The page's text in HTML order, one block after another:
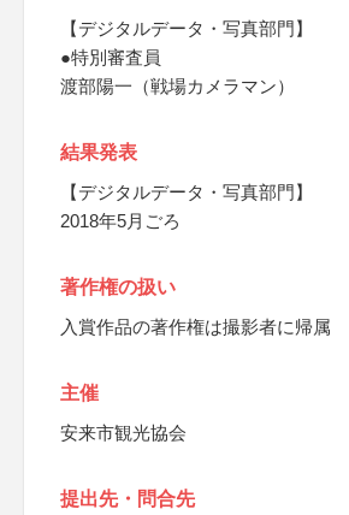
【デジタルデータ・写真部門】
●特別審査員
渡部陽一（戦場カメラマン）
結果発表
【デジタルデータ・写真部門】
2018年5月ごろ
著作権の扱い
入賞作品の著作権は撮影者に帰属
主催
安来市観光協会
提出先・問合先